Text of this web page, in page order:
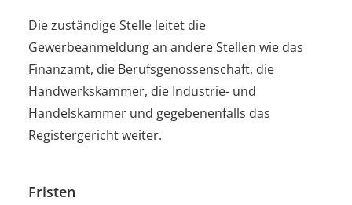
Die zuständige Stelle leitet die
Gewerbeanmeldung an andere Stellen wie das
Finanzamt, die Berufsgenossenschaft, die
Handwerkskammer, die Industrie- und
Handelskammer und gegebenenfalls das
Registergericht weiter.
Fristen